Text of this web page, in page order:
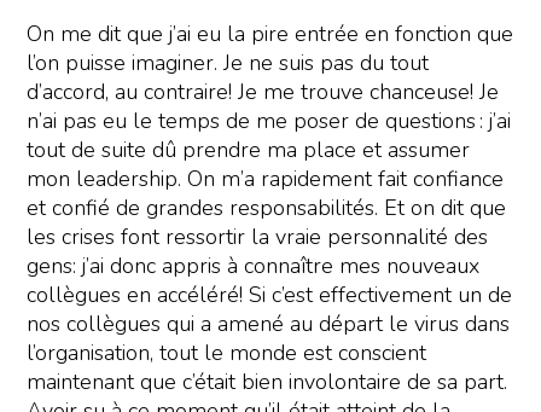
On me dit que j’ai eu la pire entrée en fonction que
l’on puisse imaginer. Je ne suis pas du tout
d’accord, au contraire! Je me trouve chanceuse! Je
n’ai pas eu le temps de me poser de questions : j’ai
tout de suite dû prendre ma place et assumer
mon leadership. On m’a rapidement fait confiance
et confié de grandes responsabilités. Et on dit que
les crises font ressortir la vraie personnalité des
gens: j’ai donc appris à connaître mes nouveaux
collègues en accéléré! Si c’est effectivement un de
nos collègues qui a amené au départ le virus dans
l’organisation, tout le monde est conscient
maintenant que c’était bien involontaire de sa part.